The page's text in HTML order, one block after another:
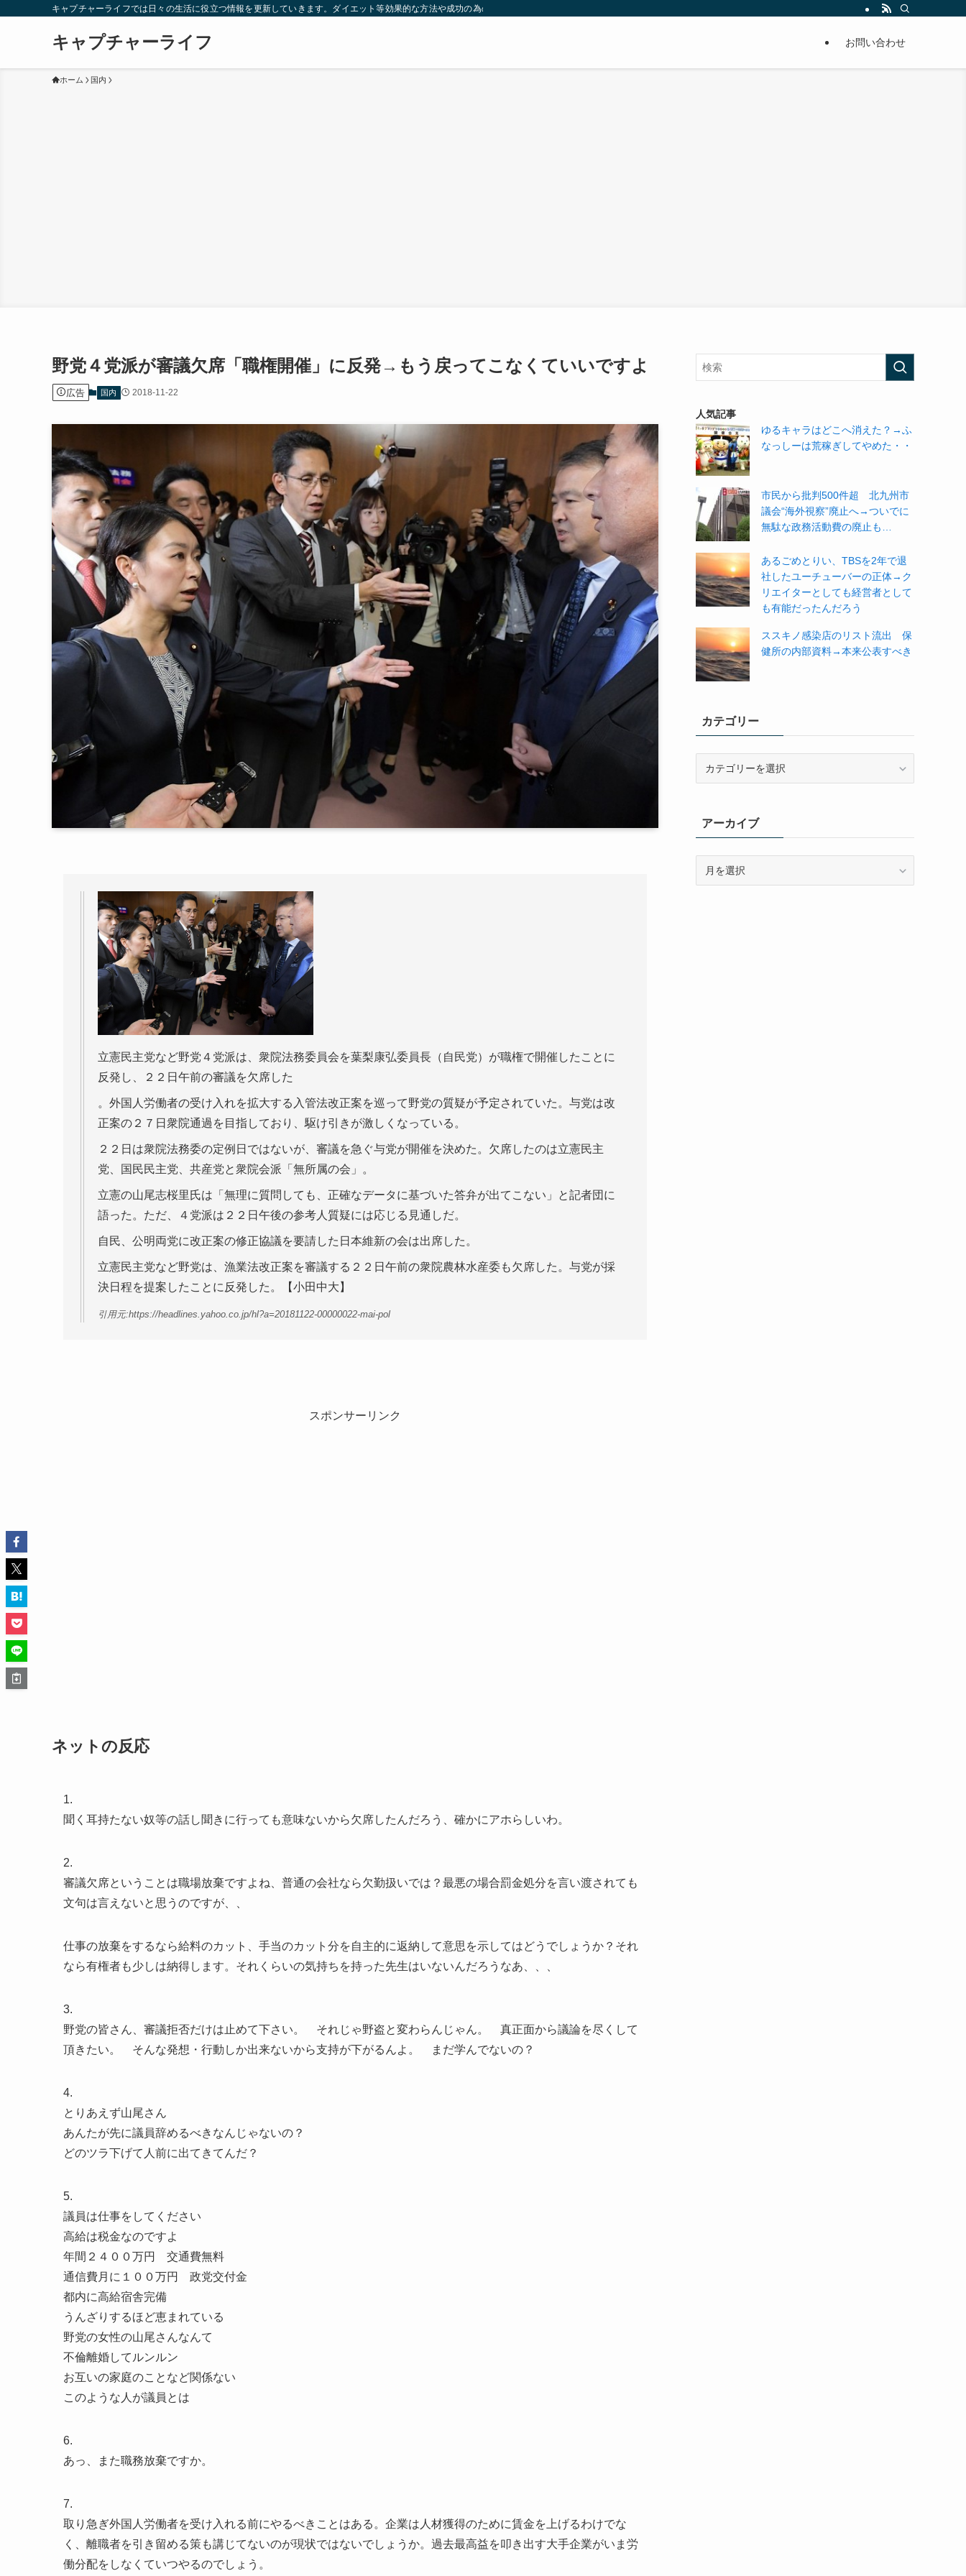
キャプチャーライフでは日々の生活に役立つ情報を更新していきます。ダイエット等効果的な方法や成功の為の秘訣等。太ったり悩んでいる方々が簡単に痩せることが出来るように分かりやすくまとめています。
キャプチャーライフ お問い合わせ
ホーム 国内
野党４党派が審議欠席「職権開催」に反発→もう戻ってこなくていいですよ
広告 国内 2018-11-22
立憲民主党など野党４党派は、衆院法務委員会を葉梨康弘委員長（自民党）が職権で開催したことに
反発し、２２日午前の審議を欠席した
。外国人労働者の受け入れを拡大する入管法改正案を巡って野党の質疑が予定されていた。与党は改
正案の２７日衆院通過を目指しており、駆け引きが激しくなっている。
２２日は衆院法務委の定例日ではないが、審議を急ぐ与党が開催を決めた。欠席したのは立憲民主
党、国民民主党、共産党と衆院会派「無所属の会」。
立憲の山尾志桜里氏は「無理に質問しても、正確なデータに基づいた答弁が出てこない」と記者団に
語った。ただ、４党派は２２日午後の参考人質疑には応じる見通しだ。
自民、公明両党に改正案の修正協議を要請した日本維新の会は出席した。
立憲民主党など野党は、漁業法改正案を審議する２２日午前の衆院農林水産委も欠席した。与党が採
決日程を提案したことに反発した。【小田中大】
引用元:https://headlines.yahoo.co.jp/hl?a=20181122-00000022-mai-pol
スポンサーリンク
ネットの反応
1.
聞く耳持たない奴等の話し聞きに行っても意味ないから欠席したんだろう、確かにアホらしいわ。
2.
審議欠席ということは職場放棄ですよね、普通の会社なら欠勤扱いでは？最悪の場合罰金処分を言い渡されても
文句は言えないと思うのですが、、
仕事の放棄をするなら給料のカット、手当のカット分を自主的に返納して意思を示してはどうでしょうか？それ
なら有権者も少しは納得します。それくらいの気持ちを持った先生はいないんだろうなあ、、、
3.
野党の皆さん、審議拒否だけは止めて下さい。 それじゃ野盗と変わらんじゃん。 真正面から議論を尽くして
頂きたい。 そんな発想・行動しか出来ないから支持が下がるんよ。 まだ学んでないの？
4.
とりあえず山尾さん
あんたが先に議員辞めるべきなんじゃないの？
どのツラ下げて人前に出てきてんだ？
5.
議員は仕事をしてください
高給は税金なのですよ
年間２４００万円 交通費無料
通信費月に１００万円 政党交付金
都内に高給宿舎完備
うんざりするほど恵まれている
野党の女性の山尾さんなんて
不倫離婚してルンルン
お互いの家庭のことなど関係ない
このような人が議員とは
6.
あっ、また職務放棄ですか。
7.
取り急ぎ外国人労働者を受け入れる前にやるべきことはある。企業は人材獲得のために賃金を上げるわけでな
く、離職者を引き留める策も講じてないのが現状ではないでしょうか。過去最高益を叩き出す大手企業がいま労
働分配をしなくていつやるのでしょう。
人気記事
ゆるキャラはどこへ消えた？→ふ
なっしーは荒稼ぎしてやめた・・
市民から批判500件超 北九州市
議会“海外視察”廃止へ→ついでに
無駄な政務活動費の廃止も…
あるごめとりい、TBSを2年で退
社したユーチューバーの正体→ク
リエイターとしても経営者として
も有能だったんだろう
ススキノ感染店のリスト流出 保
健所の内部資料→本来公表すべき
カテゴリー
ーアーカイブ